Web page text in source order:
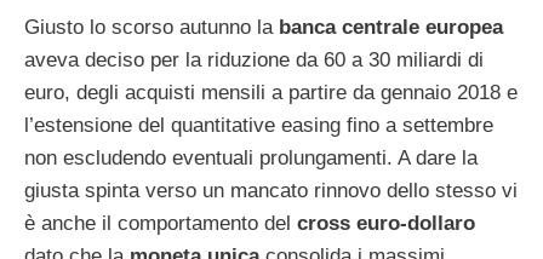
Giusto lo scorso autunno la banca centrale europea
aveva deciso per la riduzione da 60 a 30 miliardi di
euro, degli acquisti mensili a partire da gennaio 2018 e
l’estensione del quantitative easing fino a settembre
non escludendo eventuali prolungamenti. A dare la
giusta spinta verso un mancato rinnovo dello stesso vi
è anche il comportamento del cross euro-dollaro